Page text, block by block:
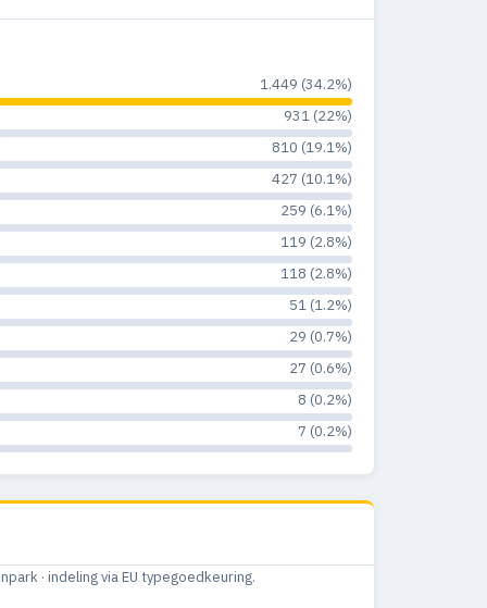
1.449 (34.2%)
931 (22%)
810 (19.1%)
427 (10.1%)
259 (6.1%)
119 (2.8%)
118 (2.8%)
51 (1.2%)
29 (0.7%)
27 (0.6%)
8 (0.2%)
7 (0.2%)
· indeling via EU typegoedkeuring.